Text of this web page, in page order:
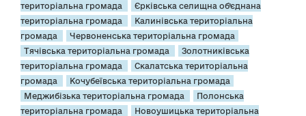
територіальна громада
Єрківська селищна об’єднана
територіальна громада
Калинівська територіальна
громада
Червоненська територіальна громада
Тячівська територіальна громада
Золотниківська
територіальна громада
Скалатська територіальна
громада
Кочубеївська територіальна громада
Меджибізька територіальна громада
Полонська
територіальна громада
Новоушицька територіальна